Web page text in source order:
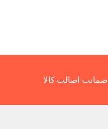
ضمانت اصالت کالا